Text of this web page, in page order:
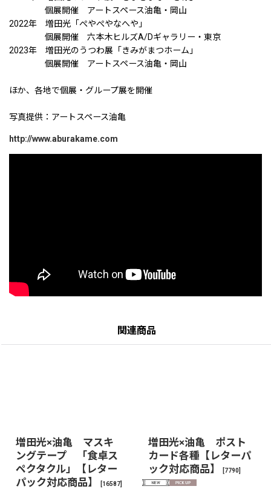
個展開催 アートスペース油亀・岡山
2022年 増田光「ぺやぺやなへや」
個展開催 六本木ヒルズA/Dギャラリー・東京
2023年 増田光のうつわ展「きみがまつホーム」
個展開催 アートスペース油亀・岡山
ほか、各地で個展・グループ展を開催
写真提供：アートスペース油亀
http://www.aburakame.com
関連商品
増田光×油亀 マスキ
ングテープ 「食卓ス
ペクタクル」【レター
パック対応商品】
[16587]
増田光×油亀 ポスト
カード各種【レターパ
ック対応商品】
[7790]